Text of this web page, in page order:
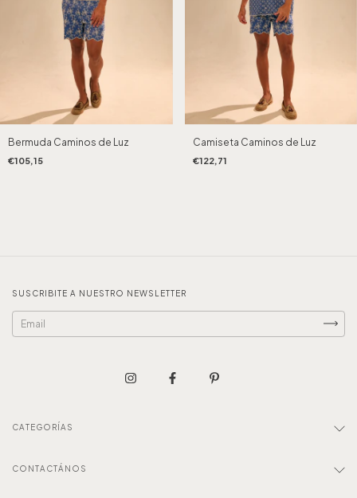
Bermuda Caminos de Luz
€105,15
Camiseta Caminos de Luz
€122,71
SUSCRIBITE A NUESTRO NEWSLETTER
CATEGORÍAS
CONTACTÁNOS